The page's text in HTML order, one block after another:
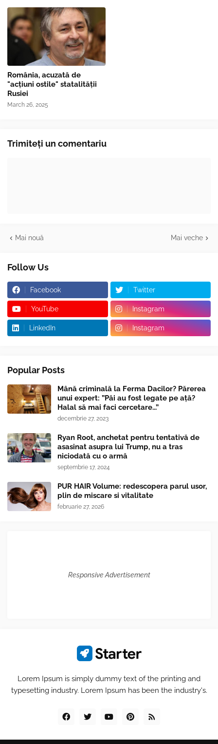
România, acuzată de
"acțiuni ostile" statalității
Rusiei
March 26, 2025
Trimiteți un comentariu
Mai nouă Mai veche
Follow Us
Facebook Twitter
YouTube Instagram
LinkedIn Instagram
Popular Posts
Mână criminală la Ferma Dacilor? Părerea
unui expert: ”Păi au fost legate pe ață?
Halal să mai faci cercetare...”
decembrie 27, 2023
Ryan Root, anchetat pentru tentativă de
asasinat asupra lui Trump, nu a tras
niciodată cu o armă
septembrie 17, 2024
PUR HAIR Volume: redescopera parul usor,
plin de miscare si vitalitate
februarie 27, 2026
Responsive Advertisement
Lorem Ipsum is simply dummy text of the printing and
typesetting industry. Lorem Ipsum has been the industry's.